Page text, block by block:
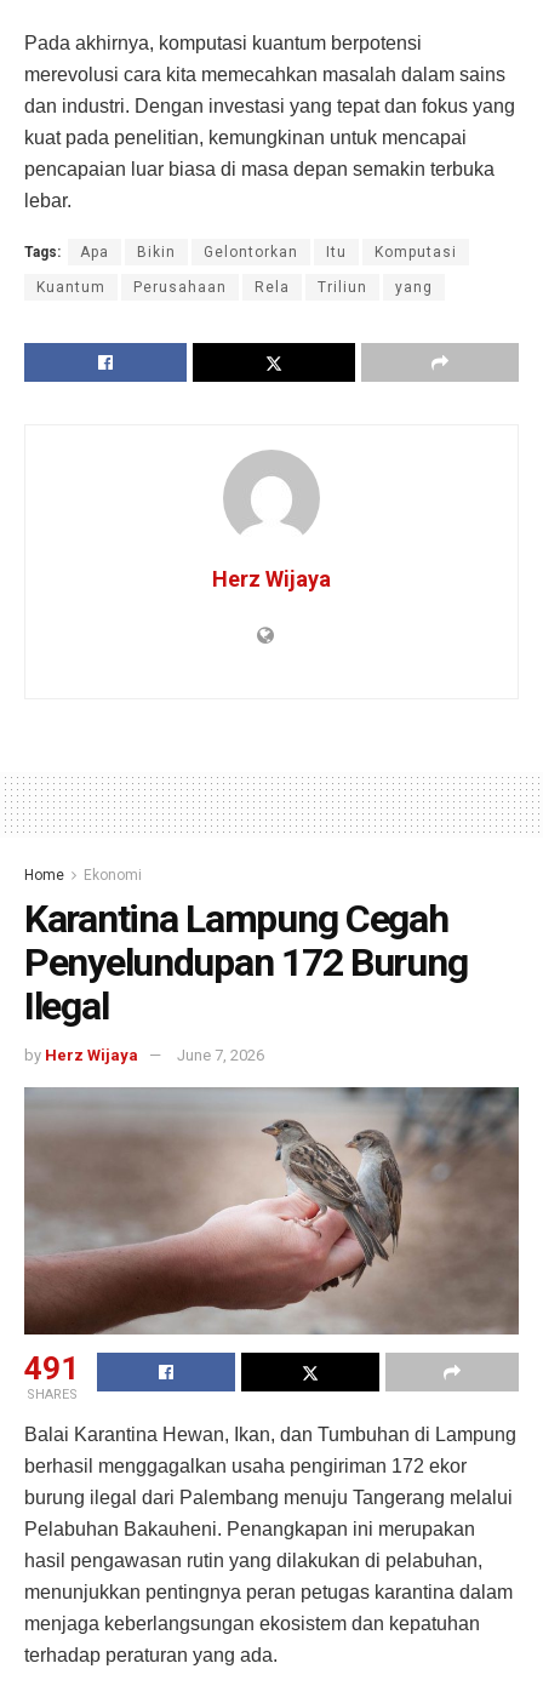
Pada akhirnya, komputasi kuantum berpotensi
merevolusi cara kita memecahkan masalah dalam sains
dan industri. Dengan investasi yang tepat dan fokus yang
kuat pada penelitian, kemungkinan untuk mencapai
pencapaian luar biasa di masa depan semakin terbuka
lebar.
Tags: Apa Bikin Gelontorkan Itu Komputasi
Kuantum Perusahaan Rela Triliun yang
Herz Wijaya
Home Ekonomi
Karantina Lampung Cegah
Penyelundupan 172 Burung
Ilegal
by Herz Wijaya June 7, 2026
491
SHARES
Balai Karantina Hewan, Ikan, dan Tumbuhan di Lampung
berhasil menggagalkan usaha pengiriman 172 ekor
burung ilegal dari Palembang menuju Tangerang melalui
Pelabuhan Bakauheni. Penangkapan ini merupakan
hasil pengawasan rutin yang dilakukan di pelabuhan,
menunjukkan pentingnya peran petugas karantina dalam
menjaga keberlangsungan ekosistem dan kepatuhan
terhadap peraturan yang ada.